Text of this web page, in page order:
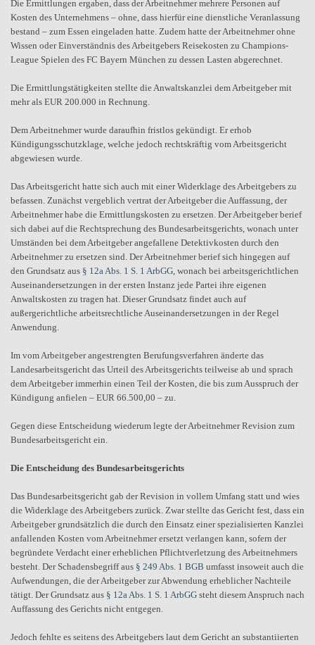
Die Ermittlungen ergaben, dass der Arbeitnehmer mehrere Personen auf
Kosten des Unternehmens – ohne, dass hierfür eine dienstliche Veranlassung
bestand – zum Essen eingeladen hatte. Zudem hatte der Arbeitnehmer ohne
Wissen oder Einverständnis des Arbeitgebers Reisekosten zu Champions-
League Spielen des FC Bayern München zu dessen Lasten abgerechnet.
Die Ermittlungstätigkeiten stellte die Anwaltskanzlei dem Arbeitgeber mit
mehr als EUR 200.000 in Rechnung.
Dem Arbeitnehmer wurde daraufhin fristlos gekündigt. Er erhob
Kündigungsschutzklage, welche jedoch rechtskräftig vom Arbeitsgericht
abgewiesen wurde.
Das Arbeitsgericht hatte sich auch mit einer Widerklage des Arbeitgebers zu
befassen. Zunächst vergeblich vertrat der Arbeitgeber die Auffassung, der
Arbeitnehmer habe die Ermittlungskosten zu ersetzen. Der Arbeitgeber berief
sich dabei auf die Rechtsprechung des Bundesarbeitsgerichts, wonach unter
Umständen bei dem Arbeitgeber angefallene Detektivkosten durch den
Arbeitnehmer zu ersetzen sind. Der Arbeitnehmer berief sich hingegen auf
den Grundsatz aus § 12a Abs. 1 S. 1 ArbGG, wonach bei arbeitsgerichtlichen
Auseinandersetzungen in der ersten Instanz jede Partei ihre eigenen
Anwaltskosten zu tragen hat. Dieser Grundsatz findet auch auf
außergerichtliche arbeitsrechtliche Auseinandersetzungen in der Regel
Anwendung.
Im vom Arbeitgeber angestrengten Berufungsverfahren änderte das
Landesarbeitsgericht das Urteil des Arbeitsgerichts teilweise ab und sprach
dem Arbeitgeber immerhin einen Teil der Kosten, die bis zum Ausspruch der
Kündigung anfielen – EUR 66.500,00 – zu.
Gegen diese Entscheidung wiederum legte der Arbeitnehmer Revision zum
Bundesarbeitsgericht ein.
Die Entscheidung des Bundesarbeitsgerichts
Das Bundesarbeitsgericht gab der Revision in vollem Umfang statt und wies
die Widerklage des Arbeitgebers zurück. Zwar stellte das Gericht fest, dass ein
Arbeitgeber grundsätzlich die durch den Einsatz einer spezialisierten Kanzlei
anfallenden Kosten vom Arbeitnehmer ersetzt verlangen kann, sofern der
begründete Verdacht einer erheblichen Pflichtverletzung des Arbeitnehmers
besteht. Der Schadensbegriff aus § 249 Abs. 1 BGB umfasst insoweit auch die
Aufwendungen, die der Arbeitgeber zur Abwendung erheblicher Nachteile
tätigt. Der Grundsatz aus § 12a Abs. 1 S. 1 ArbGG steht diesem Anspruch nach
Auffassung des Gerichts nicht entgegen.
Jedoch fehlte es seitens des Arbeitgebers laut dem Gericht an substantiierten